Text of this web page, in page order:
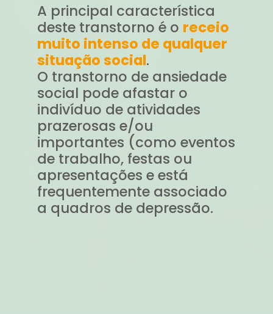
A principal característica
deste transtorno é o receio
muito intenso de qualquer
situação social.
O transtorno de ansiedade
social pode afastar o
indivíduo de atividades
prazerosas e/ou
importantes (como eventos
de trabalho, festas ou
apresentações e está
frequentemente associado
a quadros de depressão.